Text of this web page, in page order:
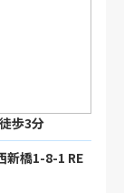
歩3分
新橋1-8-1 RE